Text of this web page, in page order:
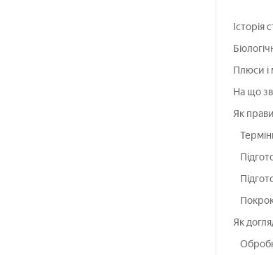
Плюси і
На що
Як
Як